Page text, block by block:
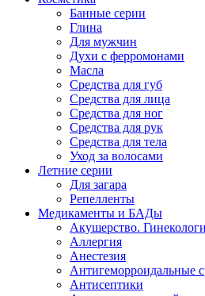
Банные серии
Глина
Для мужчин
Духи с ферромонами
Масла
Средства для губ
Средства для лица
Средства для ног
Средства для рук
Средства для тела
Уход за волосами
Летние серии
Для загара
Репелленты
Медикаменты и БАДы
Акушерство.
Аллергия
Анестезия
Антигеморроидальные
Антисептики